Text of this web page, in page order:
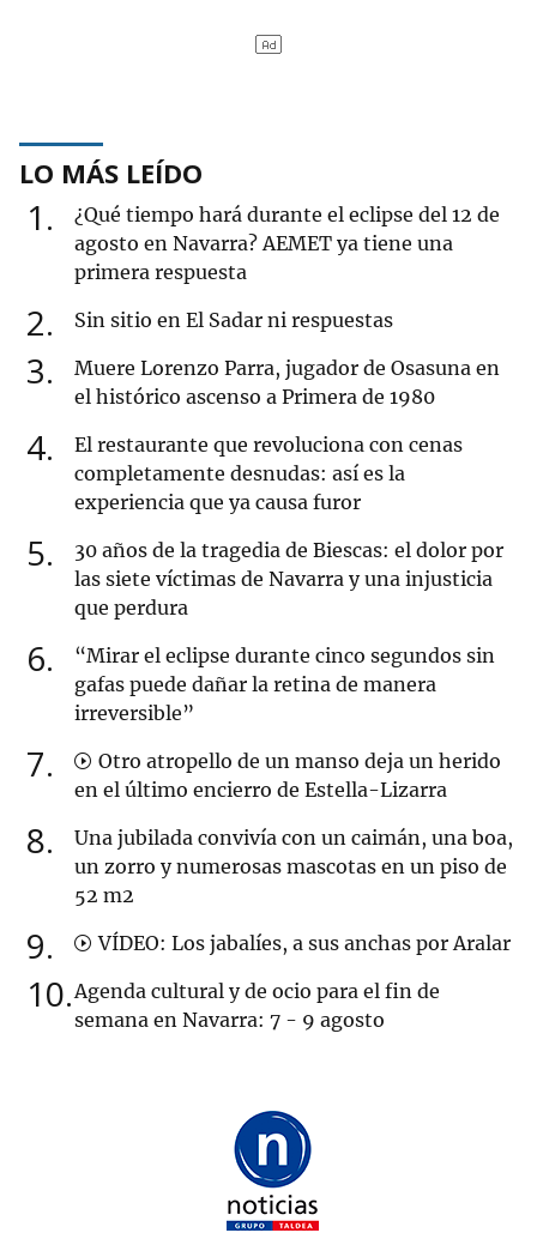
LO MÁS LEÍDO
1
¿Qué tiempo hará durante el eclipse del 12 de
agosto en Navarra? AEMET ya tiene una
primera respuesta
2 Sin sitio en El Sadar ni respuestas
3
Muere Lorenzo Parra, jugador de Osasuna en
el histórico ascenso a Primera de 1980
4
El restaurante que revoluciona con cenas
completamente desnudas: así es la
experiencia que ya causa furor
5
30 años de la tragedia de Biescas: el dolor por
las siete víctimas de Navarra y una injusticia
que perdura
6
“Mirar el eclipse durante cinco segundos sin
gafas puede dañar la retina de manera
irreversible”
7
Otro atropello de un manso deja un herido
en el último encierro de Estella-Lizarra
8
Una jubilada convivía con un caimán, una boa,
un zorro y numerosas mascotas en un piso de
52 m2
9 VÍDEO: Los jabalíes, a sus anchas por Aralar
10 Agenda cultural y de ocio para el fin de
semana en Navarra: 7 - 9 agosto